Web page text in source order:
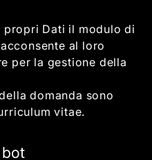
Dati il modulo di
al loro
per la gestione della
domanda sono
vitae.